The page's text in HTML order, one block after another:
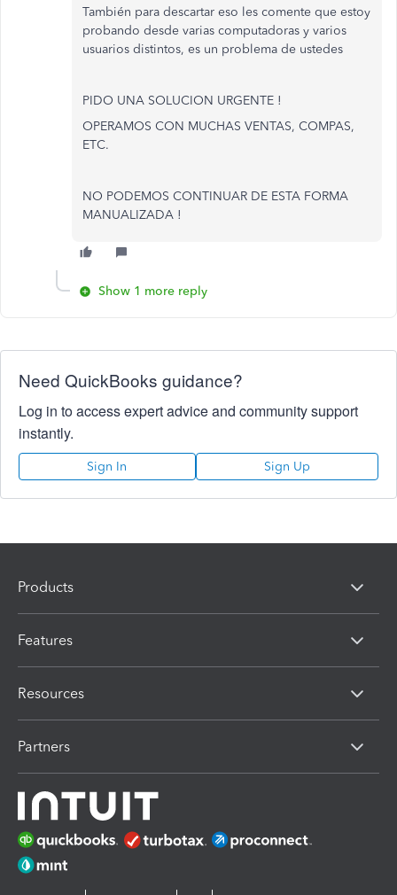
También para descartar eso les comente que estoy
probando desde varias computadoras y varios
usuarios distintos, es un problema de ustedes
PIDO UNA SOLUCION URGENTE !
OPERAMOS CON MUCHAS VENTAS, COMPAS,
ETC.
NO PODEMOS CONTINUAR DE ESTA FORMA
MANUALIZADA !
Show 1 more reply
Need QuickBooks guidance?
Log in to access expert advice and community support
instantly.
Sign In Sign Up
Products
Features
Resources
Partners